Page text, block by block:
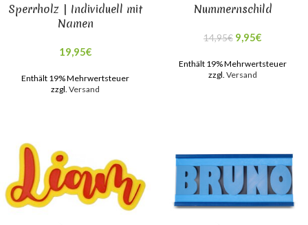
Sperrholz | Individuell mit
Namen
19,95€
Enthält 19% Mehrwertsteuer
zzgl. Versand
Nummernschild
14,95€ 9,95€
Enthält 19% Mehrwertsteuer
zzgl. Versand